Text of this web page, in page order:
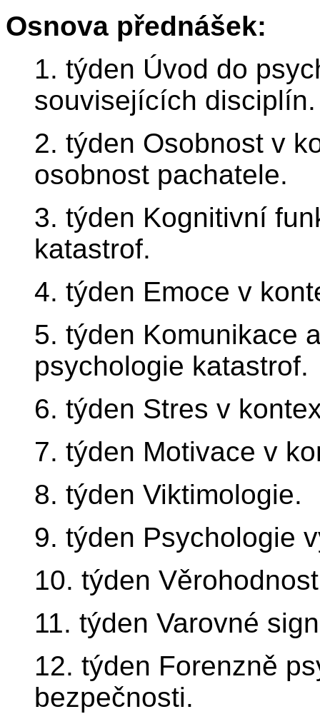
Osnova přednášek:
1. týden Úvod do
souvisejících disciplín.
2. týden Osobnost v
osobnost pachatele.
3. týden Kognitivní
katastrof.
4. týden Emoce v
5. týden Komunikace
psychologie katastrof.
6. týden Stres v
7. týden Motivace v
8. týden Viktimologie.
9. týden Psychologie
10. týden
11. týden Varovné
12. týden Forenzně
bezpečnosti.